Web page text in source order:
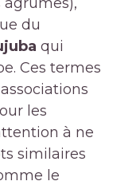
du
qui
Ces termes
les
à ne
similaires
le